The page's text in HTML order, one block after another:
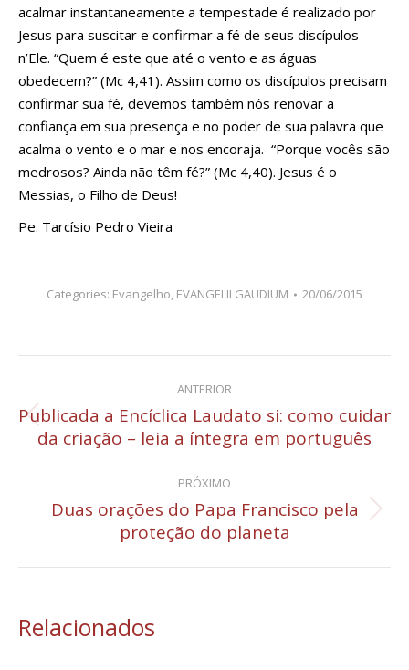
acalmar instantaneamente a tempestade é realizado por
Jesus para suscitar e confirmar a fé de seus discípulos
n’Ele. “Quem é este que até o vento e as águas
obedecem?” (Mc 4,41). Assim como os discípulos precisam
confirmar sua fé, devemos também nós renovar a
confiança em sua presença e no poder de sua palavra que
acalma o vento e o mar e nos encoraja. “Porque vocês são
medrosos? Ainda não têm fé?” (Mc 4,40). Jesus é o
Messias, o Filho de Deus!
Pe. Tarcísio Pedro Vieira
Categories: Evangelho, EVANGELII GAUDIUM 20/06/2015
Navegação
de
post:
ANTERIOR
Post
anterior:
Publicada a Encíclica Laudato si: como cuidar
da criação – leia a íntegra em português
PRÓXIMO
Próximo
post:
Duas orações do Papa Francisco pela
proteção do planeta
Relacionados